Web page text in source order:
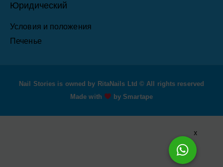
x
o
f
g
Юридический
Условия и положения
Печенье
Nail Stories is owned by RitaNails Ltd © All rights reserved
Made with
by Smartape